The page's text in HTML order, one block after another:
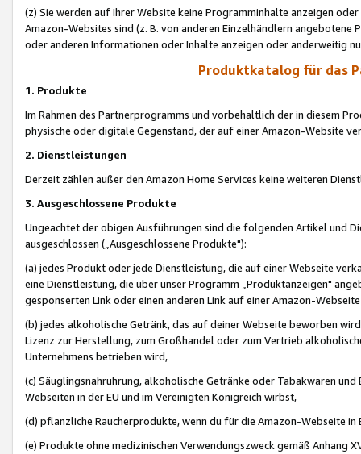
(z) Sie werden auf Ihrer Website keine Programminhalte anzeigen
Amazon-Websites sind (z. B. von anderen Einzelhändlern
oder anderen Informationen oder Inhalte anzeigen oder anderweitig
Produktkatalog für das
1. Produkte
Im Rahmen des Partnerprogramms und vorbehaltlich der in diesem
physische oder digitale Gegenstand, der auf einer Amazon-Website
2. Dienstleistungen
Derzeit zählen außer den Amazon Home Services keine weiteren
3. Ausgeschlossene Produkte
Ungeachtet der obigen Ausführungen sind die folgenden Artikel und
ausgeschlossen („Ausgeschlossene Produkte"):
(a) jedes Produkt oder jede Dienstleistung, die auf einer Webseite
eine Dienstleistung, die über unser Programm „Produktanzeigen"
gesponserten Link oder einen anderen Link auf einer Amazon-
(b) jedes alkoholische Getränk, das auf deiner Webseite beworben
Lizenz zur Herstellung, zum Großhandel oder zum Vertrieb
Unternehmens betrieben wird,
(c) Säuglingsnahruhrung, alkoholische Getränke oder Tabakwaren
Webseiten in der EU und im Vereinigten Königreich wirbst,
(d) pflanzliche Raucherprodukte, wenn du für die Amazon-Webseite in
(e) Produkte ohne medizinischen Verwendungszweck gemäß Anhang